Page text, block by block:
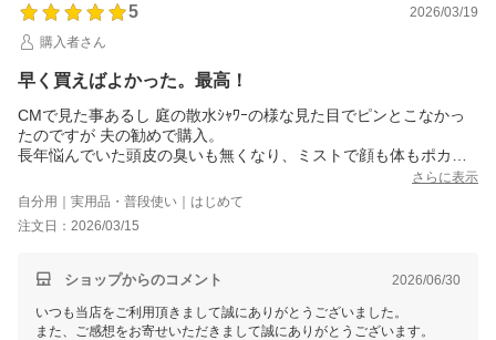
5
2026/03/19
購入者さん
早く買えばよかった。最高！
CMで見た事あるし 庭の散水ｼｬﾜｰの様な見た目でピンとこなかっ
たのですが 夫の勧めで購入。
長年悩んでいた頭皮の臭いも無くなり、ミストで顔も体もポカポ
髪もサラサラになり肌は美顔器後のようで良いことしかない。ア
◯ミカのより安かったので違いが謎ですが大満足です。
さらに表示
自分用｜実用品・普段使い｜はじめて
注文日：2026/03/15
ショップからのコメント 2026/06/30
いつも当店をご利用頂きまして誠にありがとうございました。
また、ご感想をお寄せいただきまして誠にありがとうございます。